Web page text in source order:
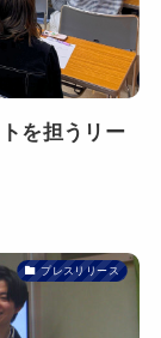
を担うリー
プレスリリース